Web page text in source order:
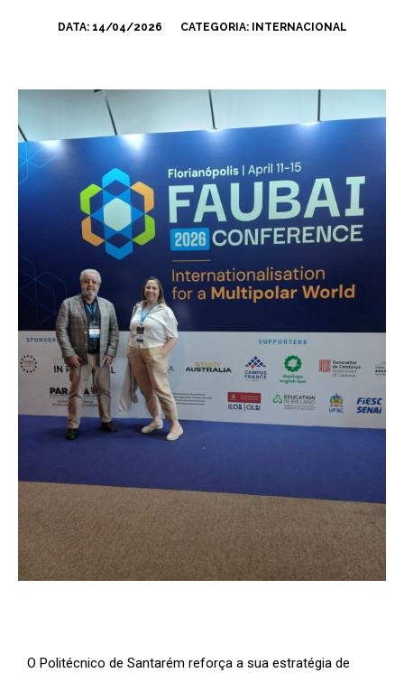
DATA: 14/04/2026 CATEGORIA: INTERNACIONAL
O Politécnico de Santarém reforça a sua estratégia de